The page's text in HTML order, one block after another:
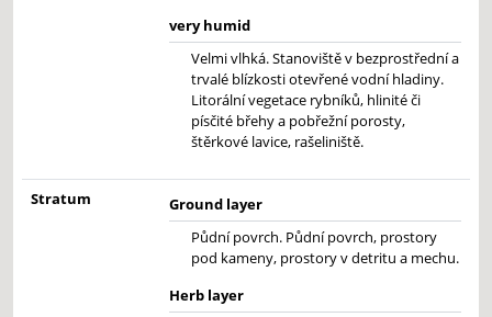
very humid
Velmi vlhká. Stanoviště v bezprostřední a
trvalé blízkosti otevřené vodní hladiny.
Litorální vegetace rybníků, hlinité či
písčité břehy a pobřežní porosty,
štěrkové lavice, rašeliniště.
Stratum
Ground layer
Půdní povrch. Půdní povrch, prostory
pod kameny, prostory v detritu a mechu.
Herb layer